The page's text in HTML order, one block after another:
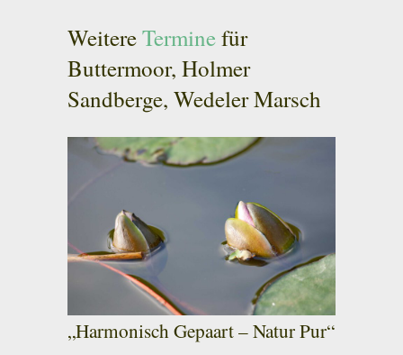
WeitereTerminefür
Buttermoor, Holmer
Sandberge, Wedeler Marsch
„Harmonisch Gepaart – Natur Pur“